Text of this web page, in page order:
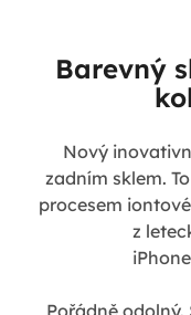
Barevný
Nový
zadním sklem.
procesem
z
Pořádně odolný.